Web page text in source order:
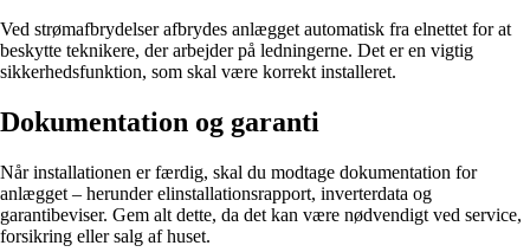
Ved strømafbrydelser afbrydes anlægget automatisk fra elnettet for at
beskytte teknikere, der arbejder på ledningerne. Det er en vigtig
sikkerhedsfunktion, som skal være korrekt installeret.
Dokumentation og garanti
Når installationen er færdig, skal du modtage dokumentation for
anlægget – herunder elinstallationsrapport, inverterdata og
garantibeviser. Gem alt dette, da det kan være nødvendigt ved service,
forsikring eller salg af huset.